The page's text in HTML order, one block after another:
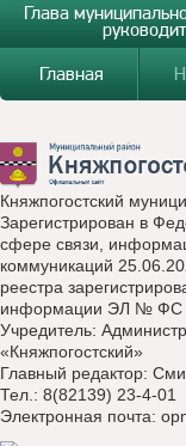
Глава
Главная
Княжпогостский
Зарегистрирован в
сфере связи,
коммуникаций
реестра
информации ЭЛ № ФС
Учредитель:
«Княжпогостский»
Главный редактор:
Тел.: 8(82139) 23-4-01
Электронная почта: